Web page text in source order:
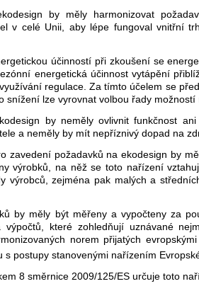
by měly harmonizovat
v celé Unii, aby lépe fungoval vnitřní
účinností při zkoušení se
energetická účinnost vytápění
regulace. Za tímto účelem se
snížení lze vyrovnat volbou řady možností
by neměly ovlivnit funkčnost
a neměly by mít nepříznivý dopad na
zavedení požadavků na ekodesign by
výrobků, na něž se toto nařízení
výrobců, zejména pak malých a
by měly být měřeny a vypočteny za
které zohledňují uznávané
norem přijatých
s postupy stanovenými nařízením
8 směrnice 2009/125/ES určuje toto
"náhradě
škod"